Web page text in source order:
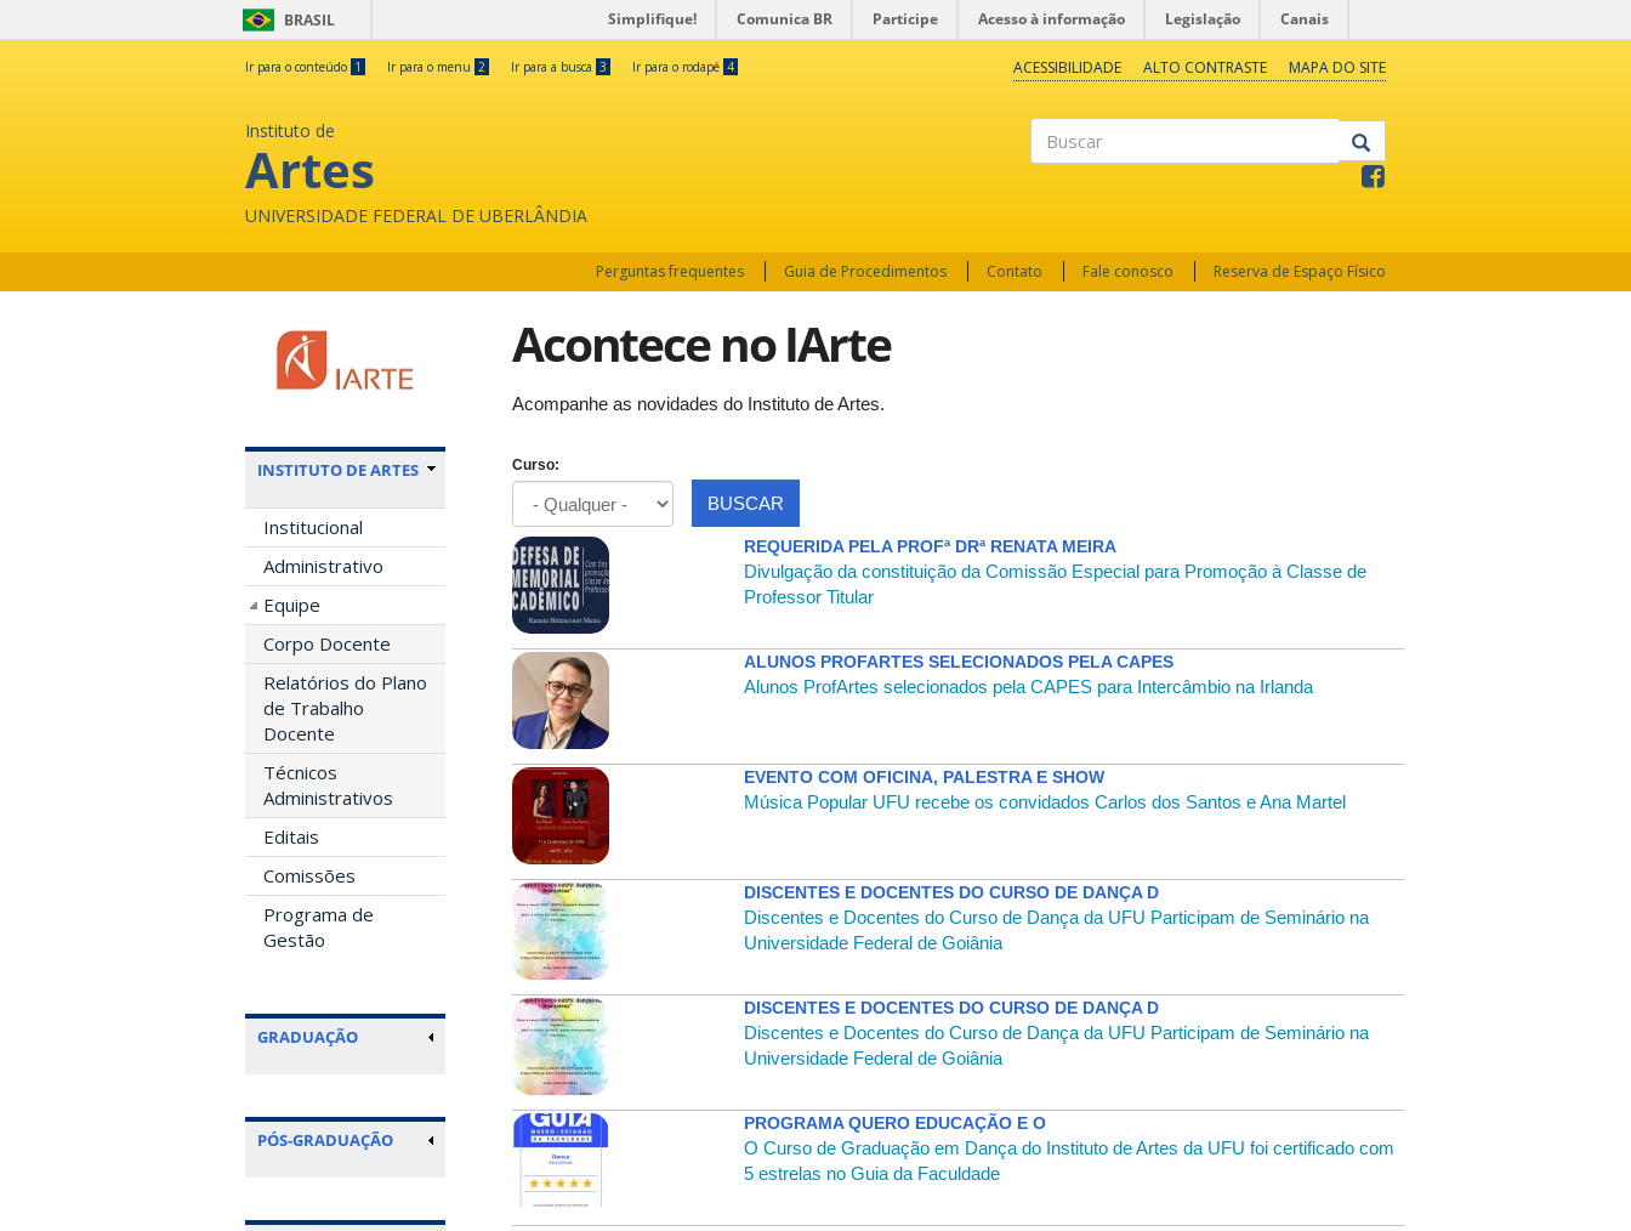
BRASIL Simplifique! Comunica BR Participe Acesso à informação Legislação Canais
Ir para o conteúdo 1 Ir para o menu 2 Ir para a busca 3 Ir para o rodapé 4 ACESSIBILIDADE ALTO CONTRASTE MAPA DO SITE
Instituto de
Artes
UNIVERSIDADE FEDERAL DE UBERLÂNDIA
Perguntas frequentes Guia de Procedimentos Contato Fale conosco Reserva de Espaço Físico
INSTITUTO DE ARTES
Institucional
Administrativo
Equipe
Corpo Docente
Relatórios do Plano
de Trabalho
Docente
Técnicos
Administrativos
Editais
Comissões
Programa de
Gestão
GRADUAÇÃO
PÓS-GRADUAÇÃO
Acontece no IArte
Acompanhe as novidades do Instituto de Artes.
Curso:
BUSCAR
REQUERIDA PELA PROFª DRª RENATA MEIRA
Divulgação da constituição da Comissão Especial para Promoção à Classe de
Professor Titular
ALUNOS PROFARTES SELECIONADOS PELA CAPES
Alunos ProfArtes selecionados pela CAPES para Intercâmbio na Irlanda
EVENTO COM OFICINA, PALESTRA E SHOW
Música Popular UFU recebe os convidados Carlos dos Santos e Ana Martel
DISCENTES E DOCENTES DO CURSO DE DANÇA D
Discentes e Docentes do Curso de Dança da UFU Participam de Seminário na
Universidade Federal de Goiânia
DISCENTES E DOCENTES DO CURSO DE DANÇA D
Discentes e Docentes do Curso de Dança da UFU Participam de Seminário na
Universidade Federal de Goiânia
PROGRAMA QUERO EDUCAÇÃO E O
O Curso de Graduação em Dança do Instituto de Artes da UFU foi certificado com
5 estrelas no Guia da Faculdade